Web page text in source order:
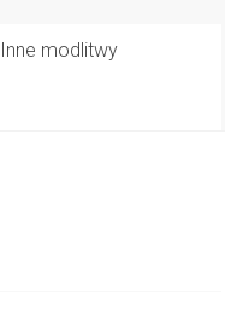
Inne modlitwy